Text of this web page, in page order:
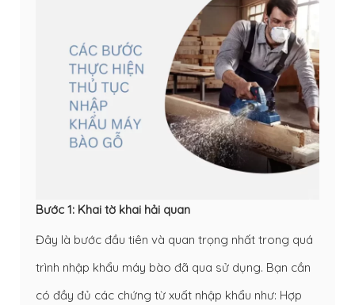
Bước 1: Khai tờ khai hải quan
Đây là bước đầu tiên và quan trọng nhất trong quá
trình nhập khẩu máy bào đã qua sử dụng. Bạn cần
có đầy đủ các chứng từ xuất nhập khẩu như: Hợp